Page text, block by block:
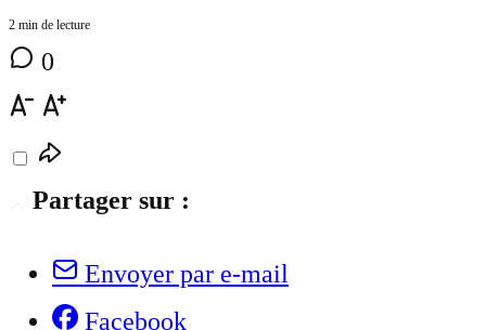
2 min de lecture
0
Partager sur :
Envoyer par e-mail
Facebook